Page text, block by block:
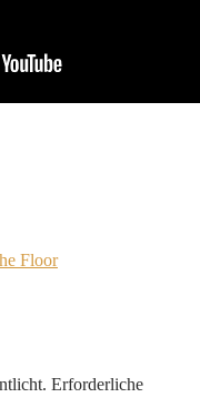
Floor
Erforderliche